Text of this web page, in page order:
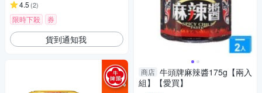
4.5 (2)
限時下殺 券
貨到通知我
商店 牛頭牌麻辣醬175g【兩入
組】【愛買】